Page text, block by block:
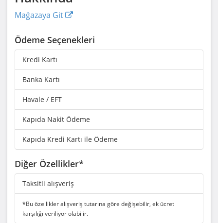
Mağazaya Git
Ödeme Seçenekleri
Kredi Kartı
Banka Kartı
Havale / EFT
Kapıda Nakit Ödeme
Kapıda Kredi Kartı ile Ödeme
Diğer Özellikler*
Taksitli alışveriş
*Bu özellikler alışveriş tutarına göre değişebilir, ek ücret
karşılığı veriliyor olabilir.